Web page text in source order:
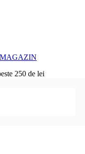
250 de lei